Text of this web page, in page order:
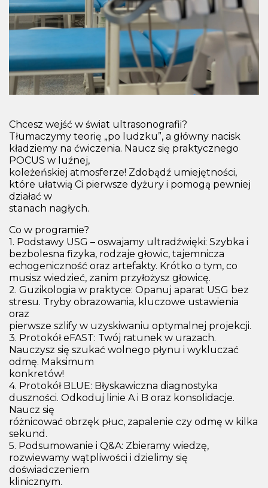
Chcesz wejść w świat ultrasonografii?
Tłumaczymy teorię „po ludzku”, a główny nacisk
kładziemy na ćwiczenia. Naucz się praktycznego
POCUS w luźnej,
koleżeńskiej atmosferze! Zdobądź umiejętności,
które ułatwią Ci pierwsze dyżury i pomogą pewniej
działać w
stanach nagłych.
Co w programie?
1. Podstawy USG – oswajamy ultradźwięki: Szybka i
bezbolesna fizyka, rodzaje głowic, tajemnicza
echogeniczność oraz artefakty. Krótko o tym, co
musisz wiedzieć, zanim przyłożysz głowicę.
2. Guzikologia w praktyce: Opanuj aparat USG bez
stresu. Tryby obrazowania, kluczowe ustawienia
oraz
pierwsze szlify w uzyskiwaniu optymalnej projekcji.
3. Protokół eFAST: Twój ratunek w urazach.
Nauczysz się szukać wolnego płynu i wykluczać
odmę. Maksimum
konkretów!
4. Protokół BLUE: Błyskawiczna diagnostyka
duszności. Odkoduj linie A i B oraz konsolidacje.
Naucz się
różnicować obrzęk płuc, zapalenie czy odmę w kilka
sekund.
5. Podsumowanie i Q&A: Zbieramy wiedzę,
rozwiewamy wątpliwości i dzielimy się
doświadczeniem
klinicznym.